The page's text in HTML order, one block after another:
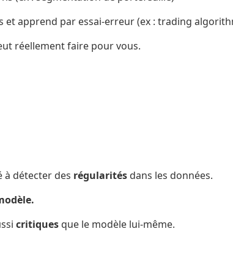
et apprend par essai-erreur (ex : trading
réellement faire pour vous.
à détecter des régularités dans les données.
critiques que le modèle lui-même.